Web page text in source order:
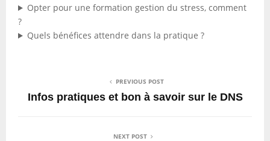
Opter pour une formation gestion du stress, comment
?
Quels bénéfices attendre dans la pratique ?
PREVIOUS POST
Infos pratiques et bon à savoir sur le DNS
NEXT POST